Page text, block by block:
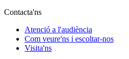
Contacta'ns
Atenció a l'audiència
Com veure'ns i escoltar-nos
Visita'ns